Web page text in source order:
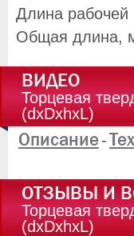
Длина
Общая длина,
ВИДЕО
Торцевая
(dxDxhxL)
Описание-
ОТЗЫВЫ И
Торцевая
(dxDxhxL)